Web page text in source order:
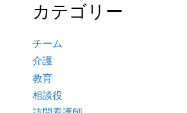
カテゴリー
チーム
介護
教育
相談役